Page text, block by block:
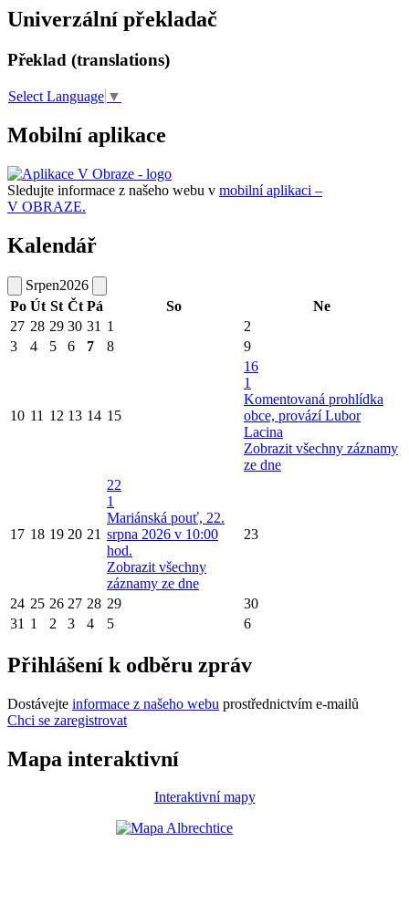
Univerzální překladač
Překlad (translations)
Select Language ▼
Mobilní aplikace
Sledujte informace z našeho webu v mobilní aplikaci –
V OBRAZE.
Kalendář
Srpen2026
Po Út St Čt Pá So
Ne
27 28 29 30 31 1
2
3
4 5 6 7 8 9
10 11 12 13 14 15
16
1
Komentovaná prohlídka
obce, provází Lubor
Lacina
Zobrazit všechny záznamy
ze dne
17 18 19 20 21
22
1
Mariánská pouť, 22.
srpna 2026 v 10:00
hod.
Zobrazit všechny
záznamy ze dne
23
24 25 26 27 28 29
30
31 1 2 3 4 5 6
Přihlášení k odběru zpráv
Dostávejte informace z našeho webu prostřednictvím e-mailů
Chci se zaregistrovat
Mapa interaktivní
Interaktivní mapy